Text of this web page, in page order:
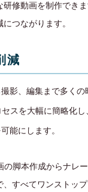
研修動画を制作でき
つながります。
減
影、編集まで多くの
スを大幅に簡略化
能にします。
の脚本作成からナレ
、すべてワンストッ